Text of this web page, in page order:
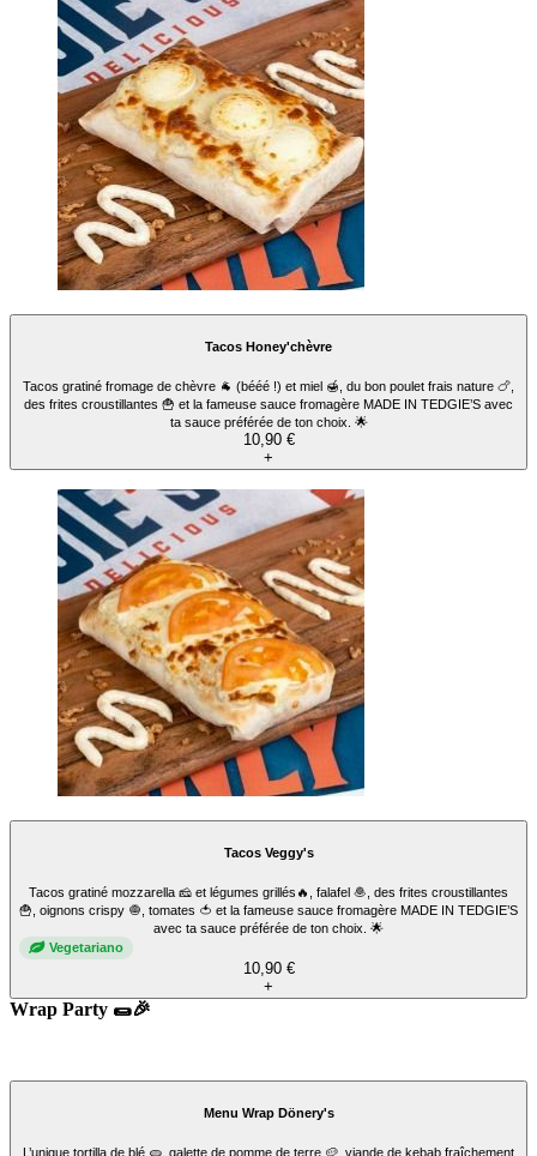
Menu Tacos Veggy's
Tacos gratiné mozzarella 🧀 et légumes grillés🔥, falafel 🧆, des frites croustillantes
🍟, oignons crispy 🧅, tomates 🍅 et la fameuse sauce fromagère MADE IN TEDGIE’S
avec ta sauce préférée de ton choix. 🌟
Vegetariano
13,90 €
Tacos M
1 tortilla de blé, sauce fromagère, frites, 1 viande et 2 sauces au choix.
9,90 €
+